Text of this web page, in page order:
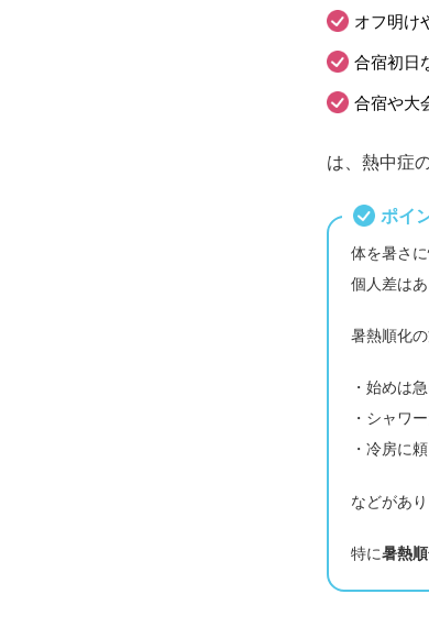
オフ明け
合宿初日
合宿や大
は、熱中症
ポイ
体を暑さ
個人差は
暑熱順化の
・始めは
・シャワ
・冷房に
などがあり
特に暑熱